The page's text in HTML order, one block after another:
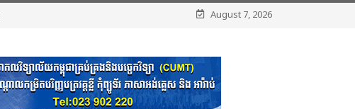
August 7, 2026